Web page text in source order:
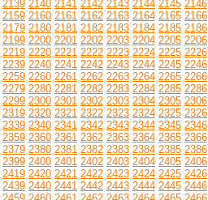
2139 2140 2141 2142 2143 2144 2145 2146
2159 2160 2161 2162 2163 2164 2165 2166
2179 2180 2181 2182 2183 2184 2185 2186
2199 2200 2201 2202 2203 2204 2205 2206
2219 2220 2221 2222 2223 2224 2225 2226
2239 2240 2241 2242 2243 2244 2245 2246
2259 2260 2261 2262 2263 2264 2265 2266
2279 2280 2281 2282 2283 2284 2285 2286
2299 2300 2301 2302 2303 2304 2305 2306
2319 2320 2321 2322 2323 2324 2325 2326
2339 2340 2341 2342 2343 2344 2345 2346
2359 2360 2361 2362 2363 2364 2365 2366
2379 2380 2381 2382 2383 2384 2385 2386
2399 2400 2401 2402 2403 2404 2405 2406
2419 2420 2421 2422 2423 2424 2425 2426
2439 2440 2441 2442 2443 2444 2445 2446